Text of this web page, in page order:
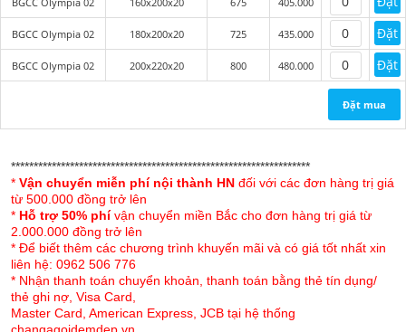
- Kiểu dáng đẹp và tinh tế cùng thiết kế bắt mắt, sang
trọng, chắc chắn sẽ mang đến vẻ đẹp riêng cho phòng
ngủ của bạn.
- Bộ ga gối dễ dàng tháo gỡ và giặt sạch, không làm mất
thiết kế kẻ sọc bắt mắt sang trọng
BGCC Olympia 02 180x200x20 725 435.000 Đặt
BGCC Olympia 02 200x220x20 800 480.000 Đặt
Đặt mua
******************************************************************
* Vận chuyển miễn phí nội thành HN đối với các đơn hàng trị giá
từ 500.000 đồng trở lên
* Hỗ trợ 50% phívận chuyển miền Bắc cho đơn hàng trị giá từ
2.000.000 đồng trở lên
* Để biết thêm các chương trình khuyến mãi và có giá tốt nhất xin
liên hệ: 0962 506 776
* Nhận thanh toán chuyển khoản, thanh toán bằng thẻ tín dụng/
thẻ ghi nợ, Visa Card,
Master Card, American Express, JCB tại hệ thống